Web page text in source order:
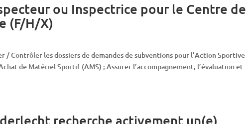
ou Inspectrice pour le Centre de
(F/H/X)
/ Contrôler les dossiers de demandes de subventions pour l’Action Sportive
de Matériel Sportif (AMS) ; Assurer l’accompagnement, l’évaluation et
recherche activement un(e)